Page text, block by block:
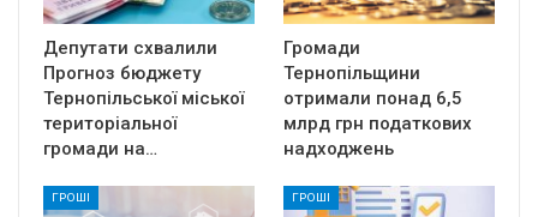
Депутати схвалили
Прогноз бюджету
Тернопільської міської
територіальної
громади на…
Громади
Тернопільщини
отримали понад 6,5
млрд грн податкових
надходжень
ГРОШІ ГРОШІ